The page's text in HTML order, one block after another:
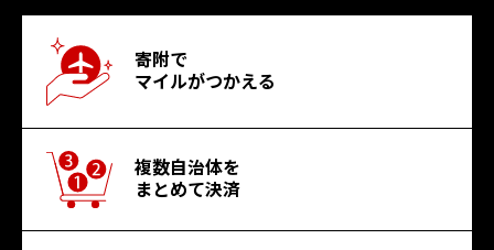
寄附で
マイルがつかえる
複数自治体を
まとめて決済